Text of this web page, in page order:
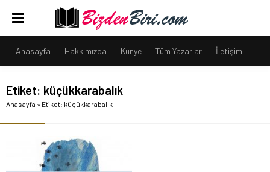
Anasayfa Hakkımızda Künye Tüm Yazarlar İletişim
Etiket: küçükkarabalık
Anasayfa » Etiket: küçükkarabalık